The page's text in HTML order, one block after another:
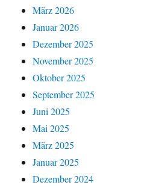
März 2026
Januar 2026
Dezember 2025
November 2025
Oktober 2025
September 2025
Juni 2025
Mai 2025
März 2025
Januar 2025
Dezember 2024